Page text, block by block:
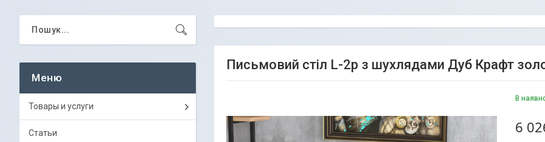
Письмовий стіл L-2p з шухлядами Дуб Крафт
В
6
Товары и услуги
Статьи